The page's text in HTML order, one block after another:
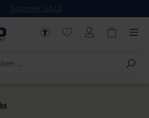
Plattform springen
Summer SALE